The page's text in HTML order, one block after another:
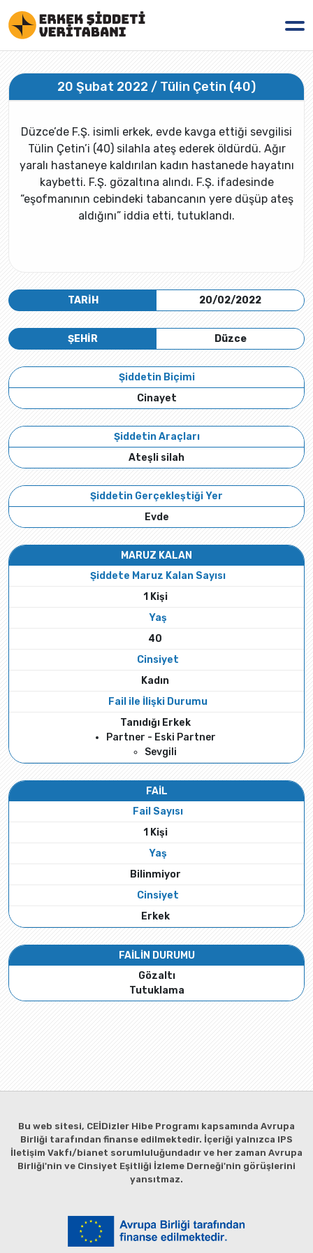
20 Şubat 2022 / Tülin Çetin (40)
Düzce’de F.Ş. isimli erkek, evde kavga ettiği sevgilisi
Tülin Çetin’i (40) silahla ateş ederek öldürdü. Ağır
yaralı hastaneye kaldırılan kadın hastanede hayatını
kaybetti. F.Ş. gözaltına alındı. F.Ş. ifadesinde
“eşofmanının cebindeki tabancanın yere düşüp ateş
aldığını” iddia etti, tutuklandı.
TARİH 20/02/2022
Düzce
ŞEHİR
Şiddetin Biçimi
Cinayet
Şiddetin Araçları
Ateşli silah
Şiddetin Gerçekleştiği Yer
Evde
MARUZ KALAN
Şiddete Maruz Kalan Sayısı
1 Kişi
Yaş
40
Cinsiyet
Kadın
Fail ile İlişki Durumu
Tanıdığı Erkek
Partner - Eski Partner
Sevgili
FAİL
Fail Sayısı
1 Kişi
Yaş
Bilinmiyor
Cinsiyet
Erkek
FAİLİN DURUMU
Gözaltı
Tutuklama
Bu web sitesi, CEİDizler Hibe Programı kapsamında Avrupa
Birliği tarafından finanse edilmektedir. İçeriği yalnızca IPS
İletişim Vakfı/bianet sorumluluğundadır ve her zaman Avrupa
Birliği'nin ve Cinsiyet Eşitliği İzleme Derneği'nin görüşlerini
yansıtmaz.